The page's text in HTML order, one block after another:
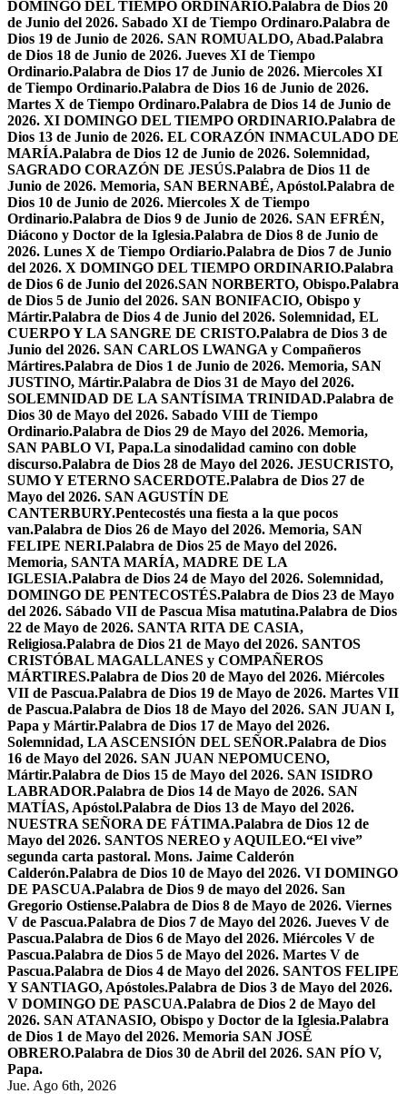
DOMINGO DEL TIEMPO ORDINARIO.Palabra de Dios 20
de Junio del 2026. Sabado XI de Tiempo Ordinaro.Palabra de
Dios 19 de Junio de 2026. SAN ROMUALDO, Abad.Palabra
de Dios 18 de Junio de 2026. Jueves XI de Tiempo
Ordinario.Palabra de Dios 17 de Junio de 2026. Miercoles XI
de Tiempo Ordinario.Palabra de Dios 16 de Junio de 2026.
Martes X de Tiempo Ordinaro.Palabra de Dios 14 de Junio de
2026. XI DOMINGO DEL TIEMPO ORDINARIO.Palabra de
Dios 13 de Junio de 2026. EL CORAZÓN INMACULADO DE
MARÍA.Palabra de Dios 12 de Junio de 2026. Solemnidad,
SAGRADO CORAZÓN DE JESÚS.Palabra de Dios 11 de
Junio de 2026. Memoria, SAN BERNABÉ, Apóstol.Palabra de
Dios 10 de Junio de 2026. Miercoles X de Tiempo
Ordinario.Palabra de Dios 9 de Junio de 2026. SAN EFRÉN,
Diácono y Doctor de la Iglesia.Palabra de Dios 8 de Junio de
2026. Lunes X de Tiempo Ordiario.Palabra de Dios 7 de Junio
del 2026. X DOMINGO DEL TIEMPO ORDINARIO.Palabra
de Dios 6 de Junio del 2026.SAN NORBERTO, Obispo.Palabra
de Dios 5 de Junio del 2026. SAN BONIFACIO, Obispo y
Mártir.Palabra de Dios 4 de Junio del 2026. Solemnidad, EL
CUERPO Y LA SANGRE DE CRISTO.Palabra de Dios 3 de
Junio del 2026. SAN CARLOS LWANGA y Compañeros
Mártires.Palabra de Dios 1 de Junio de 2026. Memoria, SAN
JUSTINO, Mártir.Palabra de Dios 31 de Mayo del 2026.
SOLEMNIDAD DE LA SANTÍSIMA TRINIDAD.Palabra de
Dios 30 de Mayo del 2026. Sabado VIII de Tiempo
Ordinario.Palabra de Dios 29 de Mayo del 2026. Memoria,
SAN PABLO VI, Papa.La sinodalidad camino con doble
discurso.Palabra de Dios 28 de Mayo del 2026. JESUCRISTO,
SUMO Y ETERNO SACERDOTE.Palabra de Dios 27 de
Mayo del 2026. SAN AGUSTÍN DE
CANTERBURY.Pentecostés una fiesta a la que pocos
van.Palabra de Dios 26 de Mayo del 2026. Memoria, SAN
FELIPE NERI.Palabra de Dios 25 de Mayo del 2026.
Memoria, SANTA MARÍA, MADRE DE LA
IGLESIA.Palabra de Dios 24 de Mayo del 2026. Solemnidad,
DOMINGO DE PENTECOSTÉS.Palabra de Dios 23 de Mayo
del 2026. Sábado VII de Pascua Misa matutina.Palabra de Dios
22 de Mayo de 2026. SANTA RITA DE CASIA,
Religiosa.Palabra de Dios 21 de Mayo del 2026. SANTOS
CRISTÓBAL MAGALLANES y COMPAÑEROS
MÁRTIRES.Palabra de Dios 20 de Mayo del 2026. Miércoles
VII de Pascua.Palabra de Dios 19 de Mayo de 2026. Martes VII
de Pascua.Palabra de Dios 18 de Mayo del 2026. SAN JUAN I,
Papa y Mártir.Palabra de Dios 17 de Mayo del 2026.
Solemnidad, LA ASCENSIÓN DEL SEÑOR.Palabra de Dios
16 de Mayo del 2026. SAN JUAN NEPOMUCENO,
Mártir.Palabra de Dios 15 de Mayo del 2026. SAN ISIDRO
LABRADOR.Palabra de Dios 14 de Mayo de 2026. SAN
MATÍAS, Apóstol.Palabra de Dios 13 de Mayo del 2026.
NUESTRA SEÑORA DE FÁTIMA.Palabra de Dios 12 de
Mayo del 2026. SANTOS NEREO y AQUILEO.“El vive”
segunda carta pastoral. Mons. Jaime Calderón
Calderón.Palabra de Dios 10 de Mayo del 2026. VI DOMINGO
DE PASCUA.Palabra de Dios 9 de mayo del 2026. San
Gregorio Ostiense.Palabra de Dios 8 de Mayo de 2026. Viernes
V de Pascua.Palabra de Dios 7 de Mayo del 2026. Jueves V de
Pascua.Palabra de Dios 6 de Mayo del 2026. Miércoles V de
Pascua.Palabra de Dios 5 de Mayo del 2026. Martes V de
Pascua.Palabra de Dios 4 de Mayo del 2026. SANTOS FELIPE
Y SANTIAGO, Apóstoles.Palabra de Dios 3 de Mayo del 2026.
V DOMINGO DE PASCUA.Palabra de Dios 2 de Mayo del
2026. SAN ATANASIO, Obispo y Doctor de la Iglesia.Palabra
de Dios 1 de Mayo del 2026. Memoria SAN JOSÉ
OBRERO.Palabra de Dios 30 de Abril del 2026. SAN PÍO V,
Papa.
Jue. Ago 6th, 2026